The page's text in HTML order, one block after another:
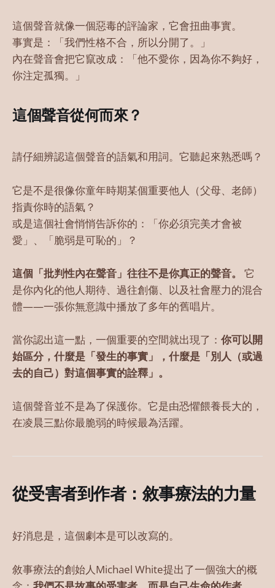
這個聲音就像一個惡毒的評論家，它會扭曲事實。
事實是：「我們性格不合，所以分開了。」
內在聲音會把它竄改成：「他不愛你，因為你不夠好，
你注定孤獨。」
這個聲音從何而來？
請仔細辨認這個聲音的語氣和用詞。它聽起來熟悉嗎？
它是不是很像你童年時期某個重要他人（父母、老師）
指責你時的語氣？
或是這個社會悄悄告訴你的：「你必須完美才會被
愛」、「脆弱是可恥的」？
這個「批判性內在聲音」往往不是你真正的聲音。
它
是你內化的他人期待、過往創傷、以及社會壓力的混合
體——一張你無意識中播放了多年的舊唱片。
當你認出這一點，一個重要的空間就出現了： 你可以開
始區分，什麼是「發生的事實」，什麼是「別人（或過
去的自己）對這個事實的詮釋」。
這個聲音並不是為了保護你。它是由恐懼餵養長大的，
在凌晨三點你最脆弱的時候最為活躍。
從受害者到作者：敘事療法的力量
好消息是，這個劇本是可以改寫的。
敘事療法的創始人Michael White提出了一個強大的概